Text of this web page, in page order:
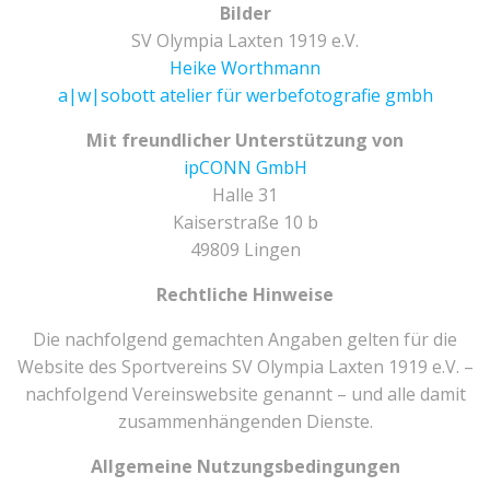
Bilder
SV Olympia Laxten 1919 e.V.
Heike Worthmann
a|w|sobott atelier für werbefotografie gmbh
Mit freundlicher Unterstützung von
ipCONN GmbH
Halle 31
Kaiserstraße 10 b
49809 Lingen
Rechtliche Hinweise
Die nachfolgend gemachten Angaben gelten für die
Website des Sportvereins SV Olympia Laxten 1919 e.V. –
nachfolgend Vereinswebsite genannt – und alle damit
zusammenhängenden Dienste.
Allgemeine Nutzungsbedingungen